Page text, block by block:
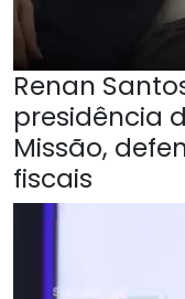
Renan
presidência
Missão,
fiscais